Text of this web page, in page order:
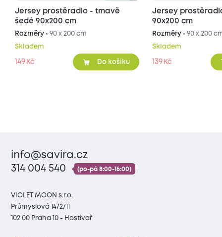
Jersey prostěradlo - tmavě
šedé 90x200 cm
Rozměry • 90 x 200 cm
Skladem
149 Kč Do košíku
Jersey
90x200 cm
Rozměry •90 x 200
Skladem
139 Kč
info@savira.cz
314 004 540
(po-pá 8:00-16:00)
VIOLET MOON s.r.o.
Průmyslová 1472/11
102 00 Praha 10 - Hostivař